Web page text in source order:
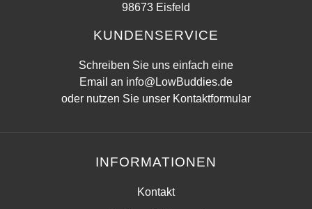
98673 Eisfeld
KUNDENSERVICE
Schreiben Sie uns einfach eine
Email an info@LowBuddies.de
oder nutzen Sie unser Kontaktformular
INFORMATIONEN
Kontakt